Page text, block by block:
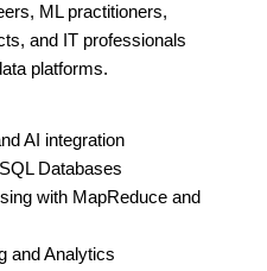
ML practitioners,
and IT professionals
platforms.
AI integration
Databases
with MapReduce and
and Analytics